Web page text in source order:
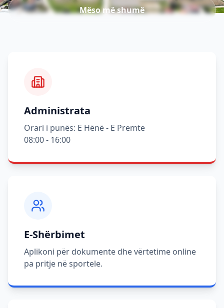
Mëso më shumë
Administrata
Orari i punës: E Hënë - E Premte
08:00 - 16:00
E-Shërbimet
Aplikoni për dokumente dhe vërtetime online
pa pritje në sportele.